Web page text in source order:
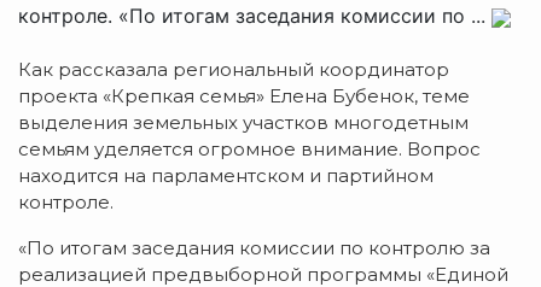
контроле. «По итогам заседания комиссии по ...
Как рассказала региональный координатор
проекта «Крепкая семья» Елена Бубенок, теме
выделения земельных участков многодетным
семьям уделяется огромное внимание. Вопрос
находится на парламентском и партийном
контроле.
«По итогам заседания комиссии по контролю за
реализацией предвыборной программы «Единой